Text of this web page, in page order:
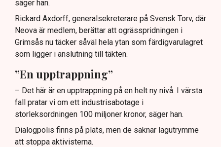
säger han.
Rickard Axdorff, generalsekreterare på Svensk Torv, där
Neova är medlem, berättar att ogrässpridningen i
Grimsås nu täcker såväl hela ytan som färdigvarulagret
som ligger i anslutning till täkten.
”En upptrappning”
– Det här är en upptrappning på en helt ny nivå. I värsta
fall pratar vi om ett industrisabotage i
storleksordningen 100 miljoner kronor, säger han.
Dialogpolis finns på plats, men de saknar lagutrymme
att stoppa aktivisterna.